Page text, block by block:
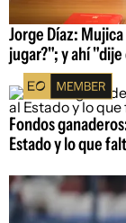
Jorge Díaz:
jugar?"; y ahí
Fondos
Estado y lo que